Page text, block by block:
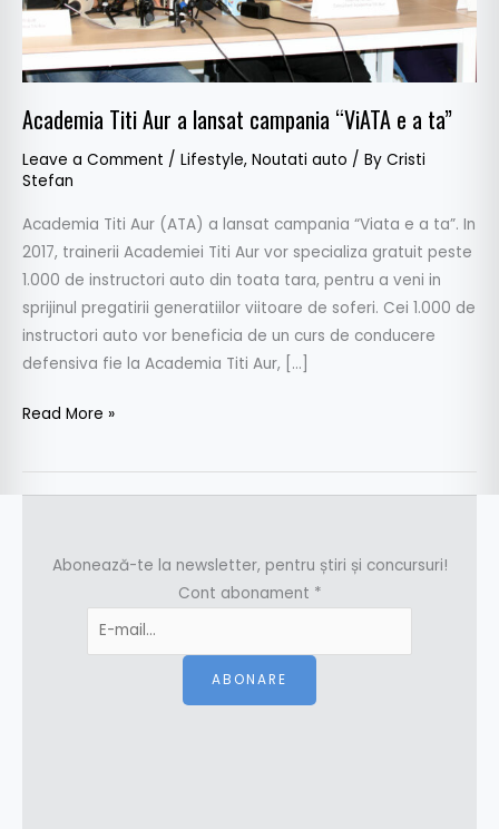
Academia Titi Aur a lansat campania “ViATA e a ta”
Leave a Comment / Lifestyle, Noutati auto / By Cristi
Stefan
Academia Titi Aur (ATA) a lansat campania “Viata e a ta”. In
2017, trainerii Academiei Titi Aur vor specializa gratuit peste
1.000 de instructori auto din toata tara, pentru a veni in
sprijinul pregatirii generatiilor viitoare de soferi. Cei 1.000 de
instructori auto vor beneficia de un curs de conducere
defensiva fie la Academia Titi Aur, […]
a
ta”
Read More »
Abonează-te la newsletter, pentru știri și concursuri!
Cont abonament *
ABONARE